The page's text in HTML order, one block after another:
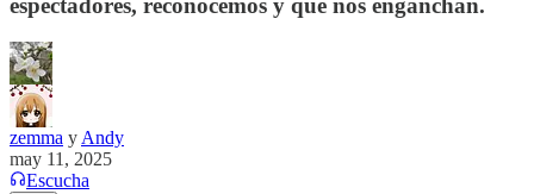
espectadores, reconocemos y que nos enganchan.
zemma y Andy
may 11, 2025
Escucha